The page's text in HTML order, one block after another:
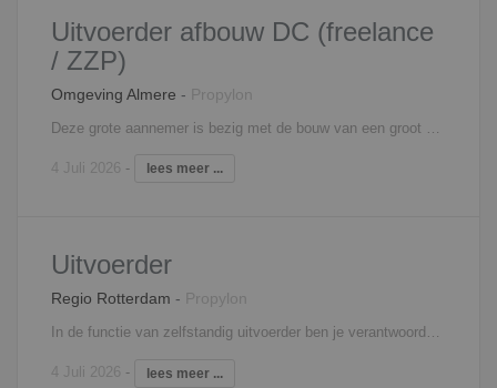
Uitvoerder afbouw DC (freelance
/ ZZP)
Omgeving Almere - Propylon
4 Juli 2026 - lees meer ...
Uitvoerder
Regio Rotterdam - Propylon
In de functie van zelfstandig uitvoerder ben je verantwoordelijk voor de technisch goede uitvoering van projecten conform bestek en tekeningen en de geldende voorschriften. Je bewaakt de voortgang, de kwaliteit, en de veiligheid van de projecten. Je stuurt uitvoerend personeel aan op de bouwplaats (zowel eigen personeel als personeel van onderaannemers). Naast de coördinerende en organisatorische taken, zoals onder andere het afroepen van materialen en materieel, heb je ook administratieve taken.
4 Juli 2026 - lees meer ...